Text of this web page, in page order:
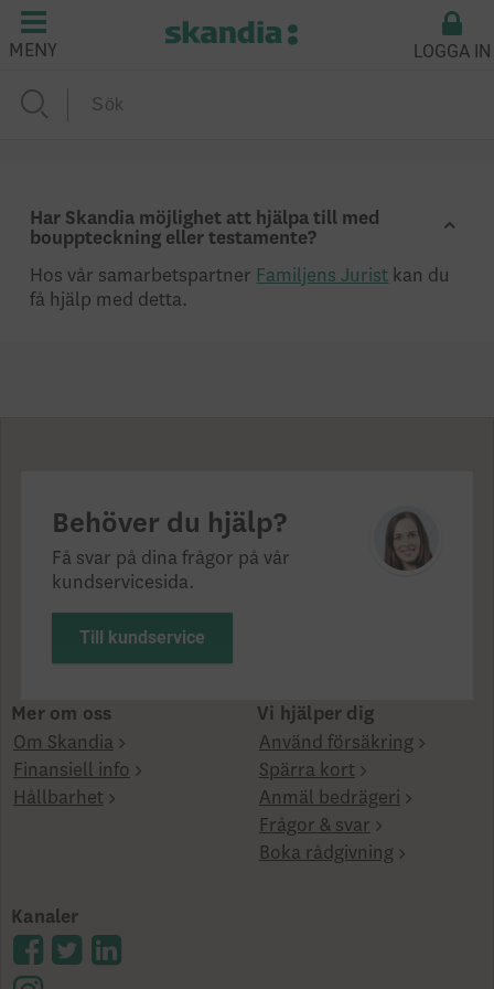
MENY LOGGA IN
Har Skandia möjlighet att hjälpa till med
bouppteckning eller testamente?
Hos vår samarbetspartner Familjens Jurist kan du
få hjälp med detta.
Behöver du hjälp?
Få svar på dina frågor på vår
kundservicesida.
Till kundservice
Mer om oss
Om Skandia
Finansiell info
Hållbarhet
Vi hjälper dig
Använd försäkring
Spärra kort
Anmäl bedrägeri
Frågor & svar
Boka rådgivning
Kanaler